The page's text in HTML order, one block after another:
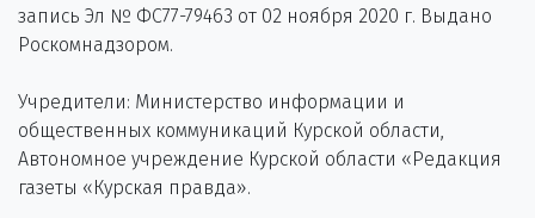
запись Эл № ФС77-79463 от 02 ноября 2020 г. Выдано
Роскомнадзором.
Учредители: Министерство информации и
общественных коммуникаций Курской области,
Автономное учреждение Курской области «Редакция
газеты «Курская правда».